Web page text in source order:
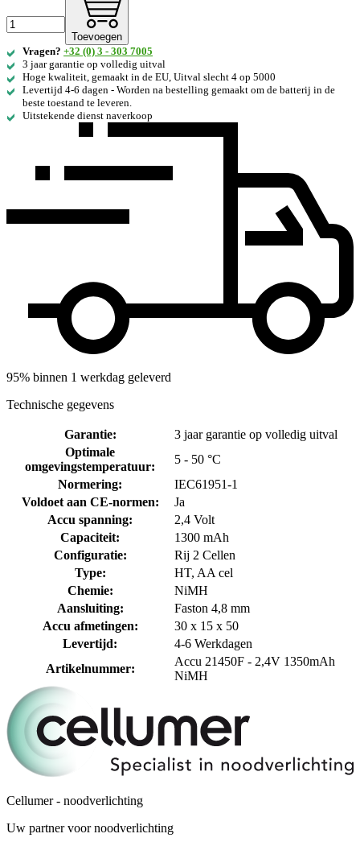
Toevoegen
Vragen? +32 (0) 3 - 303 7005
3 jaar garantie op volledig uitval
Hoge kwaliteit, gemaakt in de EU, Uitval slecht 4 op 5000
Levertijd 4-6 dagen - Worden na bestelling gemaakt om de batterij in de
beste toestand te leveren.
Uitstekende dienst naverkoop
95% binnen 1 werkdag geleverd
Technische gegevens
Garantie:
3 jaar garantie op volledig uitval
Optimale
omgevingstemperatuur:
5 - 50 °C
Normering:
IEC61951-1
Voldoet aan CE-normen:
Ja
Accu spanning:
2,4 Volt
Capaciteit:
1300 mAh
Configuratie:
Rij 2 Cellen
Type:
HT, AA cel
Chemie:
NiMH
Aansluiting:
Faston 4,8 mm
Accu afmetingen:
30 x 15 x 50
Levertijd:
4-6 Werkdagen
Artikelnummer:
Accu 21450F - 2,4V 1350mAh
NiMH
Cellumer - noodverlichting
Uw partner voor noodverlichting